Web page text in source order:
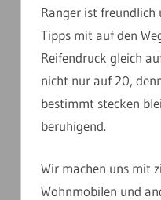
Ranger ist
Tipps mit auf den
Reifendruck gleich
nicht nur auf 20,
bestimmt stecken
beruhigend.
Wir machen uns mit
Wohnmobilen und